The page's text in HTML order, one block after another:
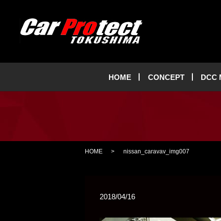
HOME CONCEPT DCC
HOME nissan_caravav_img007
2018/04/16